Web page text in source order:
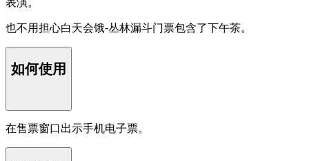
也不用担心白天会饿-丛林漏斗门票包含了下午茶。
如何使用
在售票窗口出示手机电子票。